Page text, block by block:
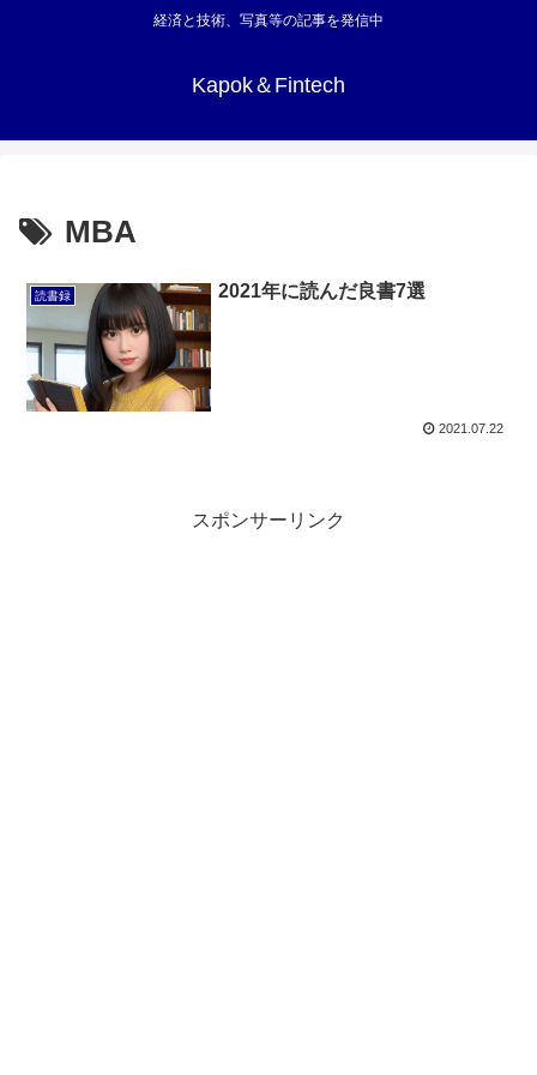
経済と技術、写真等の記事を発信中
Kapok＆Fintech
MBA
読書録 2021年に読んだ良書7選
2021.07.22
スポンサーリンク